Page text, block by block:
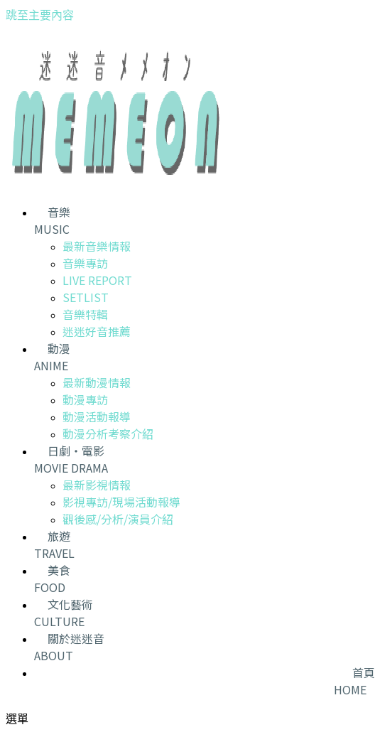
跳至主要內容
音樂
MUSIC
最新音樂情報
音樂專訪
LIVE REPORT
SETLIST
音樂特輯
迷迷好音推薦
動漫
ANIME
最新動漫情報
動漫專訪
動漫活動報導
動漫分析考察介紹
日劇・電影
MOVIE DRAMA
最新影視情報
影視專訪/現場活動報導
觀後感/分析/演員介紹
旅遊
TRAVEL
美食
FOOD
文化藝術
CULTURE
關於迷迷音
ABOUT
首頁
HOME
選單